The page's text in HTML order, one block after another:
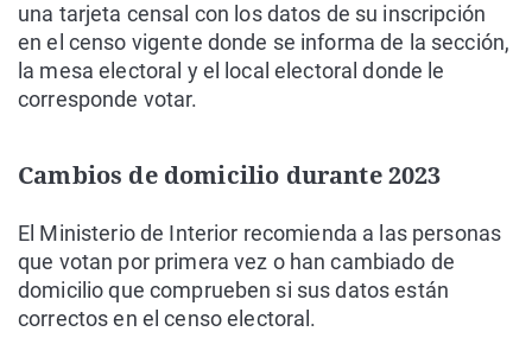
una tarjeta censal con los datos de su inscripción
en el censo vigente donde se informa de la sección,
la mesa electoral y el local electoral donde le
corresponde votar.
Cambios de domicilio durante 2023
El Ministerio de Interior recomienda a las personas
que votan por primera vez o han cambiado de
domicilio que comprueben si sus datos están
correctos en el censo electoral.